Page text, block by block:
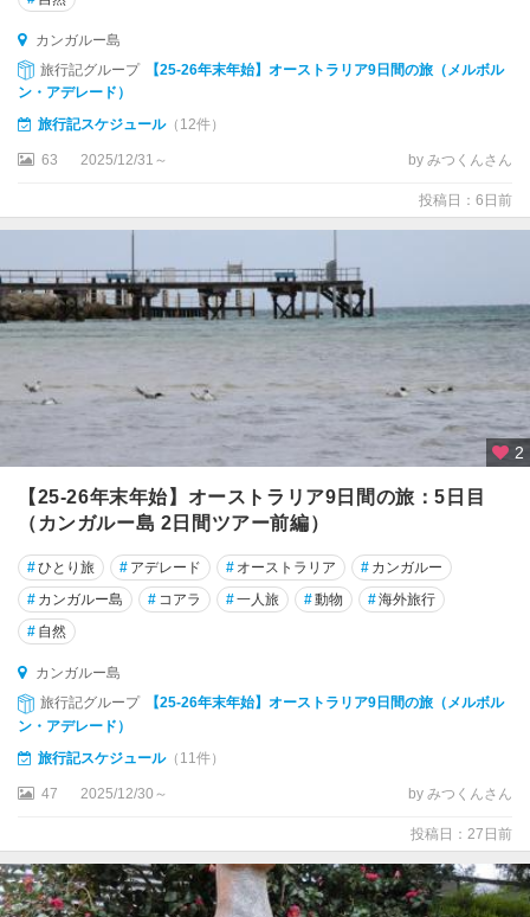
ク
★
グ
ー
ト
ア
ー
フ
周
★
★
ゴ
ー
ル
コ
ー
ス
ト
ド
ニ
ー
カンガルー島
旅行記グループ
【25-26年末年始】オーストラリア9日間の旅（メルボル
ン・アデレード）
旅行記スケジュール（12件）
63 2025/12/31～ by みつくんさん
投稿日：6日前
2
【25-26年末年始】オーストラリア9日間の旅：5日目
（カンガルー島 2日間ツアー前編）
#ひとり旅 # アデレード # オーストラリア # カンガルー
# カンガルー島 # コアラ #一人旅 #動物 #海外旅行
# 自然
カンガルー島
旅行記グループ
【25-26年末年始】オーストラリア9日間の旅（メルボル
ン・アデレード）
旅行記スケジュール（11件）
47 2025/12/30～ by みつくんさん
投稿日：27日前